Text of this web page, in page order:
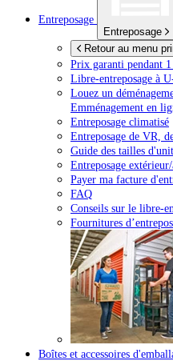
Entreposage
Entreposage
Retour au menu
Prix garanti pendant 1
Libre-entreposage à
Louez un
Emménagement en
Entreposage climatisé
Entreposage de VR,
Guide des tailles
Entreposage
Payer ma facture
FAQ
Conseils sur le libre-
Fournitures
Boîtes et accessoires